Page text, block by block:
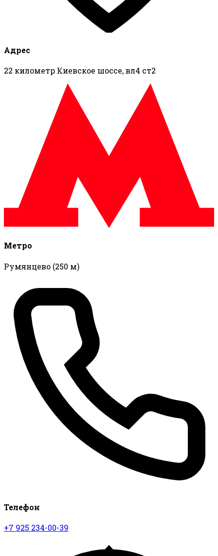
Адрес
22 километр Киевское шоссе, вл4 ст2
Метро
Румянцево (250 м)
Телефон
+7 925 234-00-39